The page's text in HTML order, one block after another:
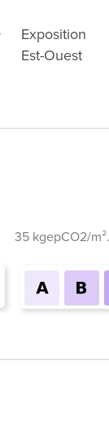
Exposition
Est-Ouest
35 kgepCO2/